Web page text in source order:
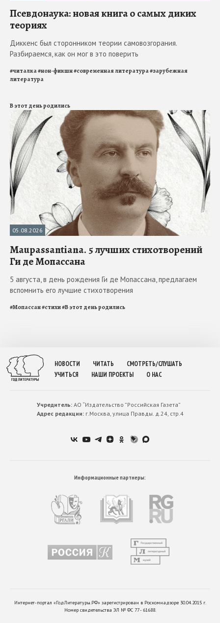
Псевдонаука: новая книга о самых диких
теориях
Диккенс был сторонником теории самовозгорания.
Разбираемся, как он мог в это поверить
#читалка#нон-фикшн#современная литература#зарубежная
литература
В этот день родились
05.08.2026
Maupassantiana. 5 лучших стихотворений
Ги де Мопассана
5 августа, в день рождения Ги де Мопассана, предлагаем
вспомнить его лучшие стихотворения
#Мопассан#стихи#В этот день родились
НОВОСТИ ЧИТАТЬ
СМОТРЕТЬ/СЛУШАТЬ
УЧИТЬСЯ
НАШИ ПРОЕКТЫ О НАС
Учредитель:АО “Издательство ”Российская Газета”
Адрес редакции:г.Москва, улица Правды. д.24, стр.4
Информационные партнеры:
Интернет-портал «ГодЛитературы.РФ» зарегистрирован в Роскомнадзоре 30.04.2015 г.
Номер свидетельства ЭЛ № ФС 77 - 61688.